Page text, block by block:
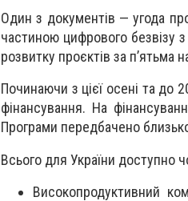
Один з документів — угода
частиною цифрового
розвитку проєктів за п’ятьма
Починаючи з цієї осені та до
фінансування. На
Програми передбачено
Всього для України доступно
Високопродуктивний